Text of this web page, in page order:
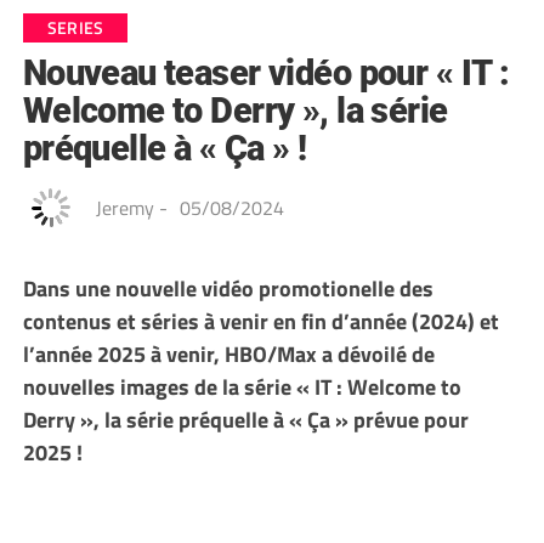
SERIES
Nouveau teaser vidéo pour « IT :
Welcome to Derry », la série
préquelle à « Ça » !
Jeremy - 05/08/2024
Dans une nouvelle vidéo promotionelle des
contenus et séries à venir en fin d’année (2024) et
l’année 2025 à venir, HBO/Max a dévoilé de
nouvelles images de la série« IT : Welcome to
Derry », la série préquelle à « Ça » prévue pour
2025 !